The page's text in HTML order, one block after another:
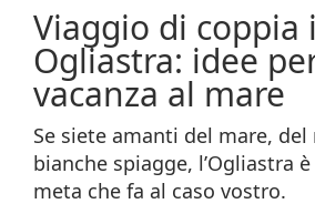
Viaggio di coppia
Ogliastra: idee
vacanza al mare
Se siete amanti del mare, del
bianche spiagge, l’Ogliastra
meta che fa al caso vostro.